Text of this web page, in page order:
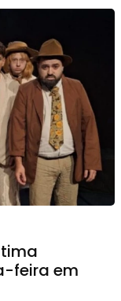
feira em